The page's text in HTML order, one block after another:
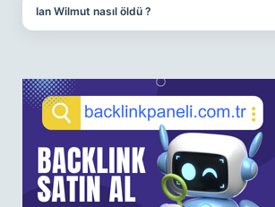
Ian Wilmut nasıl öldü ?